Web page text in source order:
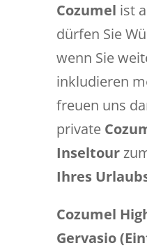
Cozumel ist
dürfen Sie
wenn Sie
inkludieren
freuen uns
private
Inseltour
Ihres
Cozumel
Gervasio